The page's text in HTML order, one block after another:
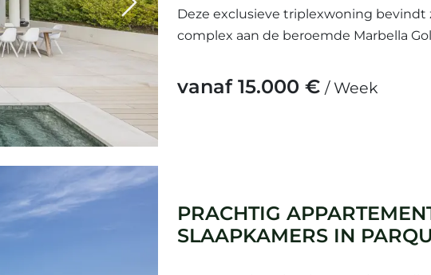
Next
Deze exclusieve triplexwoning
complex aan de beroemde Marbella
vanaf 15.000 € / Week
PRACHTIG
SLAAPKAMERS IN